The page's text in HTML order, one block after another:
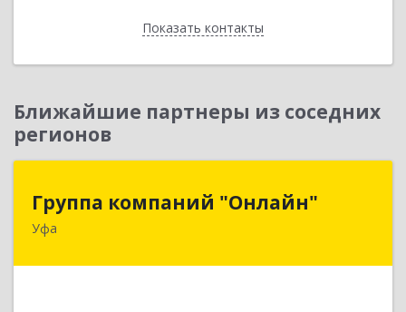
Показать контакты
Назад
Ближайшие партнеры из соседних
регионов
Группа компаний "Онлайн"
Уфа
Группа компаний "Онлайн"
450006, Башкортостан Респ, г.о. город Уфа, Уфа